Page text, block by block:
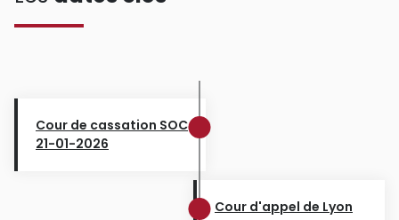
Cour de cassation SOC
21-01-2026
Cour d'appel de Lyon